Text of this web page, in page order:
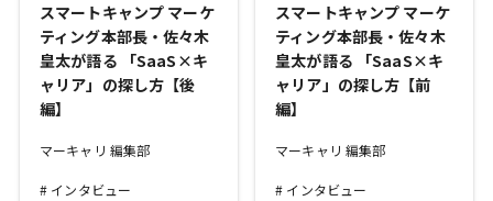
スマートキャンプ マーケ
ティング本部長・佐々木
皇太が語る 「SaaS×キ
ャリア」の探し方【後
編】
マーキャリ 編集部
インタビュー
スマートキャンプ マーケ
ティング本部長・佐々木
皇太が語る 「SaaS×キ
ャリア」の探し方【前
編】
マーキャリ 編集部
インタビュー